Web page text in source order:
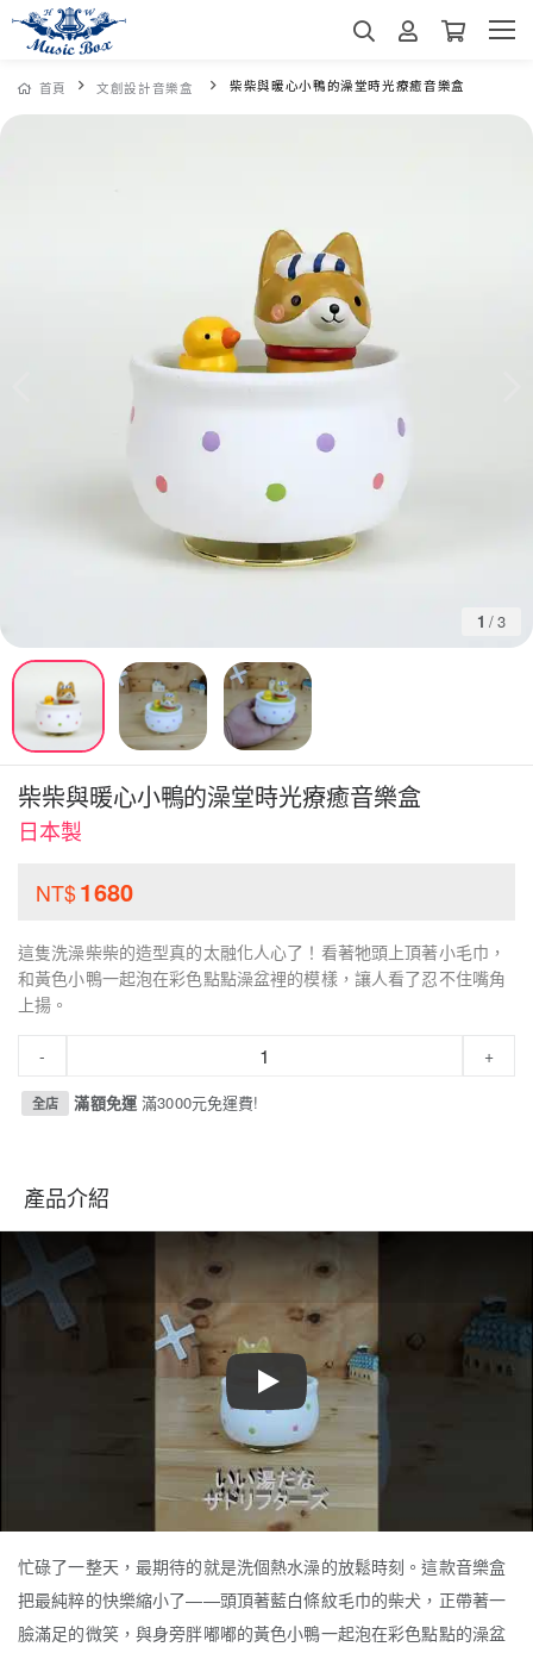
首頁 文創設計音樂盒 柴柴與暖心小鴨的澡堂時光療癒音樂盒
1 /3
柴柴與暖心小鴨的澡堂時光療癒音樂盒
日本製
NT$1680
這隻洗澡柴柴的造型真的太融化人心了！看著牠頭上頂著小毛巾，
和黃色小鴨一起泡在彩色點點澡盆裡的模樣，讓人看了忍不住嘴角
上揚。
- +
全店 滿額免運滿3000元免運費!
產品介紹
Play
忙碌了一整天，最期待的就是洗個熱水澡的放鬆時刻。這款音樂盒
把最純粹的快樂縮小了——頭頂著藍白條紋毛巾的柴犬，正帶著一
臉滿足的微笑，與身旁胖嘟嘟的黃色小鴨一起泡在彩色點點的澡盆